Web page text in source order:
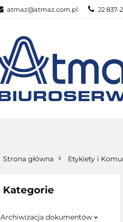
atmaz@atmaz.com.pl 22 837-
Strona główna Etykiety i
Kategorie
Archiwizacja dokumentów